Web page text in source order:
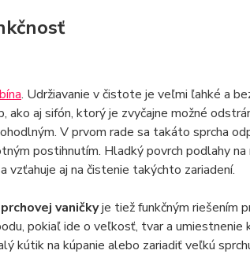
. Udržiavanie v čistote je veľmi ľahké a
ako aj sifón, ktorý je zvyčajne možné
V prvom rade sa takáto sprcha
postihnutím. Hladký povrch podlahy
vzťahuje aj na čistenie takýchto zariadení.
vaničkyje tiež funkčným riešením
pokiaľ ide o veľkosť, tvar a
kútik na kúpanie alebo zariadiť veľkú